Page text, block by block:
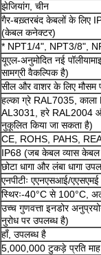
झेजियांग, चीन
गैर-बख़्तरबंद केबलों के लिए
(केबल कनेक्टर)
* NPT1/4", NPT3/8",
यूएल-अनुमोदित नई
सामग्री वैकल्पिक है)
सील और वाशर के लिए मौसम
हल्का ग्रे RAL7035,
AL3031, हरे RAL2004
नुकूलित किया जा सकता है)
CE, ROHS, PAHS,
IP68 (जब केबल व्यास
छोटा धागा और लंबा धागा
एनपीटीः एएनएसआई/
स्थिरः-40°C से 100°C,
उच्च गुणवत्ता इनडोर
नुरोध पर उपलब्ध है)
हाँ, उपलब्ध है
5,000,000 टुकड़े प्रति माह